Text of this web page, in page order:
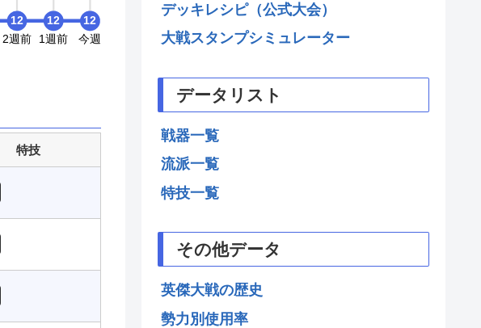
2週前 1週前 今週
12 12 12
特技
デッキレシピ（公式大会）
大戦スタンプシミュレーター
データリスト
戦器一覧
流派一覧
特技一覧
その他データ
英傑大戦の歴史
勢力別使用率